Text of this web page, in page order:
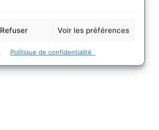
Refuser Voir les préférences
Politique de confidentialité